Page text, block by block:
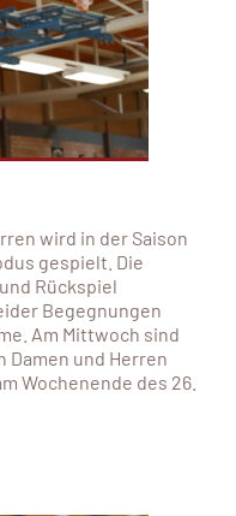
wird in der Saison
gespielt. Die
Rückspiel
Begegnungen
Am Mittwoch sind
Damen und Herren
Wochenende des 26.